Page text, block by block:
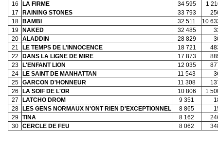
16
LA FIRME 34 595
1
17
RAINING STONES 33 793
18
BAMBI 32 511
10
19
NAKED 32 485
20
ALADDIN 28 829
21
LE TEMPS DE L'INNOCENCE 18 721
22
DANS LA LIGNE DE MIRE 17 873
23
L'ENFANT LION 12 035
24
LE SAINT DE MANHATTAN 11 543
25
GARCON D'HONNEUR 11 308
26
LA SOIF DE L'OR 10 806
1
27
LATCHO DROM 9 351
28
LES GENS NORMAUX N'ONT RIEN D'EXCEPTIONNEL 8 865
29
TINA 8 162
30
CERCLE DE FEU 8 062